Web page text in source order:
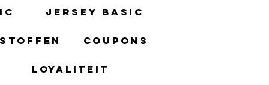
Jersey basic
Coupons
Loyaliteit